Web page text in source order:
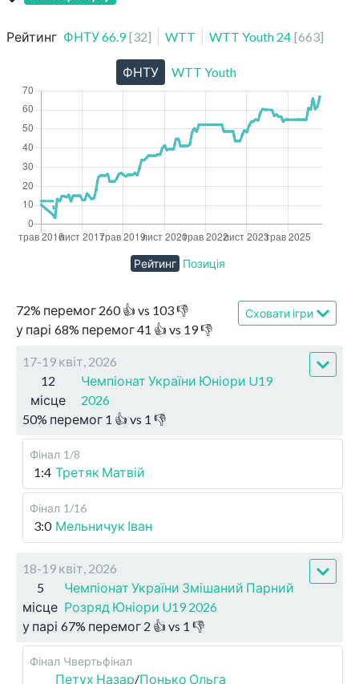
Рейтинг ФНТУ66.9 [32] WTT WTT Youth 24 [663]
72% перемог 260👍 vs 103👎
у парі 68% перемог41 👍 vs 19👎
Сховати ігри
17-19 квіт, 2026
12
місце
Чемпіонат України Юніори U19
2026
50% перемог 1 👍 vs 1 👎
Фінал 1/8
1:4 Третяк Матвій
Фінал 1/16
3:0 Мельничук Іван
18-19 квіт, 2026
5
місце
Чемпіонат України Змішаний Парний
Розряд Юніори U19 2026
у парі 67% перемог 2 👍 vs 1 👎
Фінал Чвертьфінал
Петух Назар/Понько Ольга
ФНТУ WTT Youth
Рейтинг Позиція